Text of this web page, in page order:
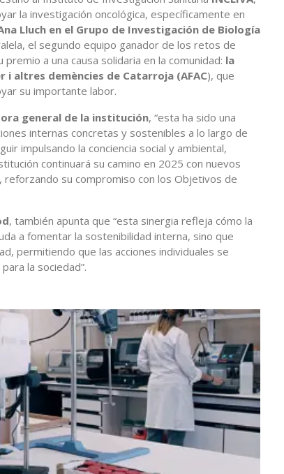
la investigación oncológica, específicamente en
Lluch en el Grupo de Investigación de Biología
el segundo equipo ganador de los retos de
a una causa solidaria en la comunidad: la
i altres demències de Catarroja (AFAC), que
su importante labor.
general de la institución, “esta ha sido una
internas concretas y sostenibles a lo largo de
impulsando la conciencia social y ambiental,
continuará su camino en 2025 con nuevos
su compromiso con los Objetivos de
, también apunta que “esta sinergia refleja cómo la
a fomentar la sostenibilidad interna, sino que
permitiendo que las acciones individuales se
la sociedad”.